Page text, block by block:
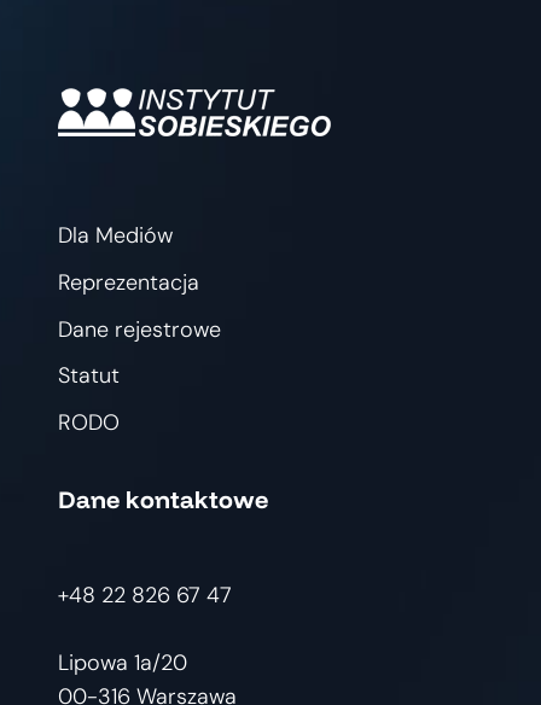
Dla Mediów
Reprezentacja
Dane rejestrowe
Statut
RODO
Dane kontaktowe
+48 22 826 67 47
Lipowa 1a/20
00-316 Warszawa